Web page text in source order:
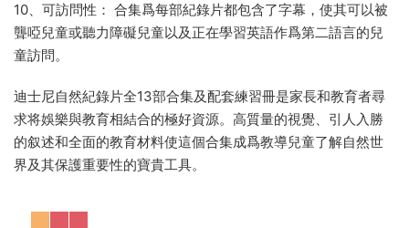
10、可訪問性： 合集爲每部紀錄片都包含了字幕，使其可以被
聾啞兒童或聽力障礙兒童以及正在學習英語作爲第二語言的兒
童訪問。
迪士尼自然紀錄片全13部合集及配套練習冊是家長和教育者尋
求将娛樂與教育相結合的極好資源。高質量的視覺、引人入勝
的叙述和全面的教育材料使這個合集成爲教導兒童了解自然世
界及其保護重要性的寶貴工具。